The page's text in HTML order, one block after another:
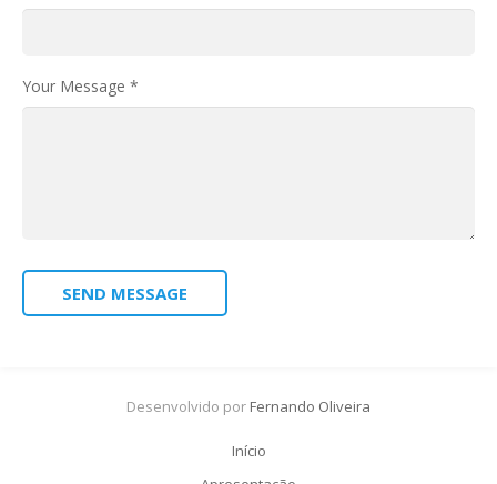
Your Message *
SEND MESSAGE
Desenvolvido por Fernando Oliveira
Início